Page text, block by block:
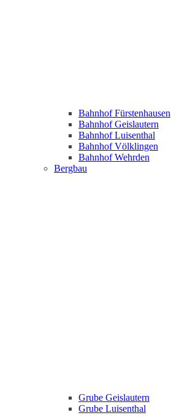
Bahnhof Fürstenhausen
Bahnhof Geislautern
Bahnhof Luisenthal
Bahnhof Völklingen
Bahnhof Wehrden
Bergbau
Grube Geislautern
Grube Luisenthal